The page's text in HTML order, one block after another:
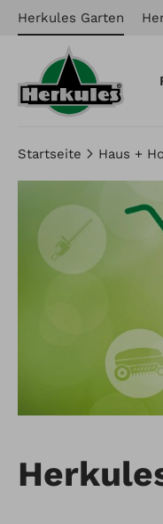
Herkules Garten
Startseite Haus +